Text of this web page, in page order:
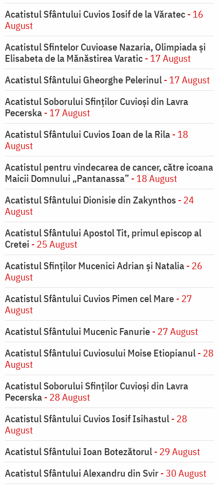
Acatistul Sfântului Cuvios Iosif de la Văratec- 16
August
Acatistul Sfintelor Cuvioase Nazaria, Olimpiada și
Elisabeta de la Mănăstirea Varatic- 17 August
Acatistul Sfântului Gheorghe Pelerinul- 17 August
Acatistul Soborului Sfinților Cuvioși din Lavra
Pecerska- 17 August
Acatistul Sfântului Cuvios Ioan de la Rila- 18
August
Acatistul pentru vindecarea de cancer, către icoana
Maicii Domnului „Pantanassa” - 18 August
Acatistul Sfântului Dionisie din Zakynthos - 24
August
Acatistul Sfântului Apostol Tit, primul episcop al
Cretei - 25 August
Acatistul Sfinților Mucenici Adrian și Natalia- 26
August
Acatistul Sfântului Cuvios Pimen cel Mare- 27
August
Acatistul Sfântului Mucenic Fanurie- 27 August
Acatistul Sfântului Cuviosului Moise Etiopianul- 28
August
Acatistul Soborului Sfinților Cuvioși din Lavra
Pecerska- 28 August
Acatistul Sfântului Cuvios Iosif Isihastul- 28
August
Acatistul Sfântului Ioan Botezătorul- 29 August
Acatistul Sfântului Alexandru din Svir- 30 August